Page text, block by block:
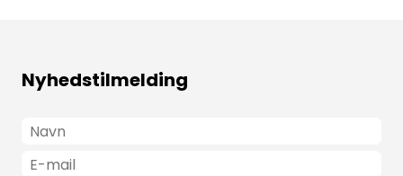
Nyhedstilmelding